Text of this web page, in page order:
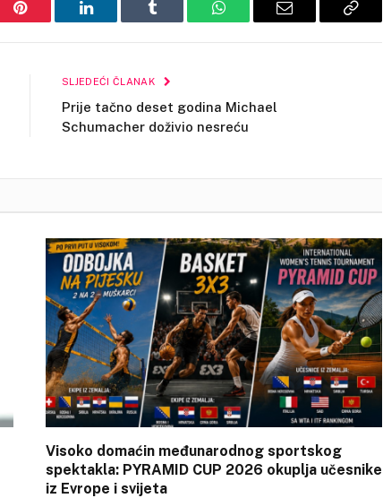
Pinterest LinkedIn Tumblr WhatsAppEmail
Copy
SLJEDEĆI ČLANAK
Prije tačno deset godina Michael
Schumacher doživio nesreću
Visoko domaćin međunarodnog sportskog
spektakla: PYRAMID CUP 2026 okuplja učesnike
iz Evrope i svijeta